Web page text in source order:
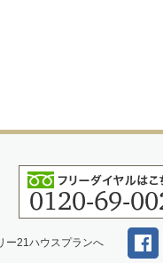
ー21ハウスプランへ